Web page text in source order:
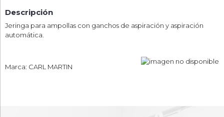
Descripción
Jeringa para ampollas con ganchos de aspiración y aspiración
automática.
Marca: CARL MARTIN